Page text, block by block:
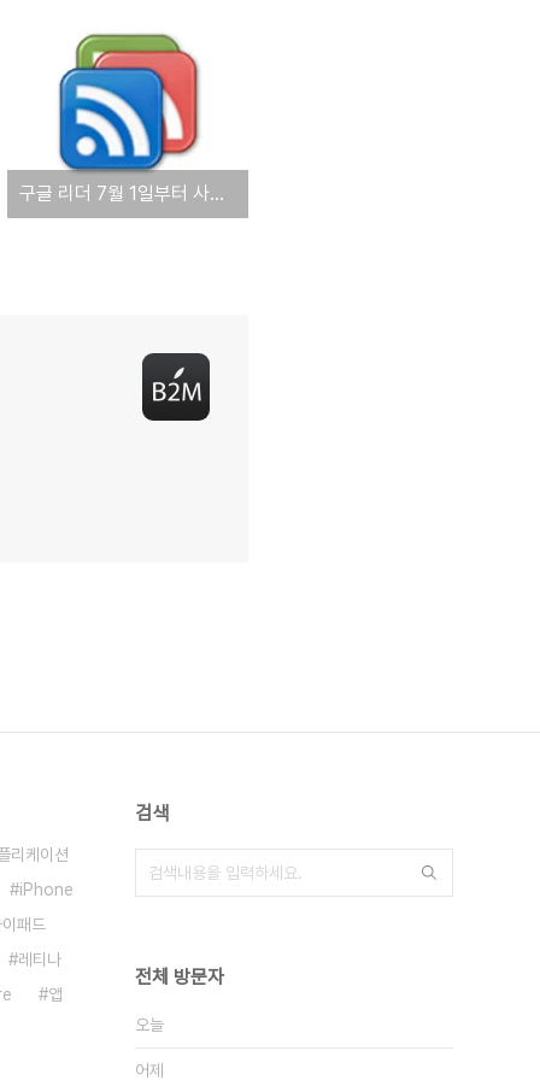
구글 리더 7월 1일부터 사용 못한다! 관련 업계 대응책 부심
리케이션
iPhone
이패드
레티나
앱
검색
전체 방문자
오늘
어제